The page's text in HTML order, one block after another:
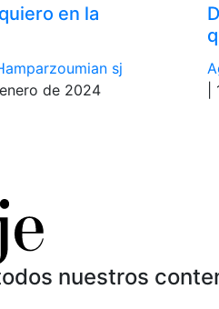
en la
sj
enero de 2024
nuestros